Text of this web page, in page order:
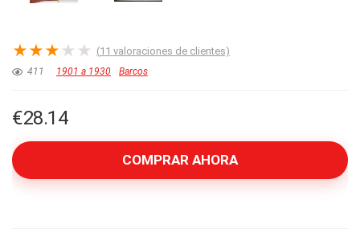
★★★ ★ ★ (11 valoraciones de clientes)
411 1901 a 1930 Barcos
€28.14
COMPRAR AHORA